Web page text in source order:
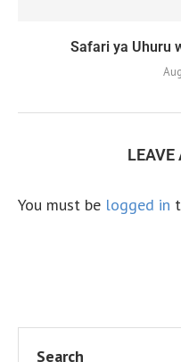
Safari ya Uhuru
LEAVE
You must be logged in
Search